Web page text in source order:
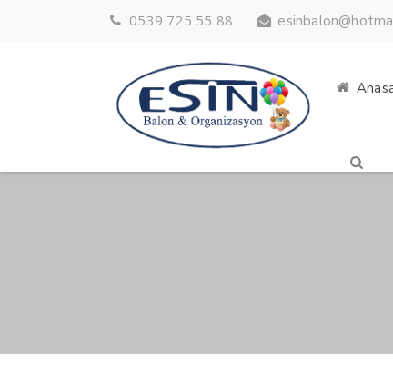
0539 725 55 88